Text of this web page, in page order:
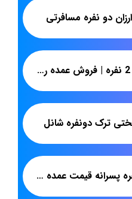
دو نفره مسافرتی
قیمت روتختی 2 نفره | فروش عمده روتختی از تولیدی | پاندا
ترک دونفره شانل
روتختی یک نفره پسرانه قیمت عمده تولیدی تهران